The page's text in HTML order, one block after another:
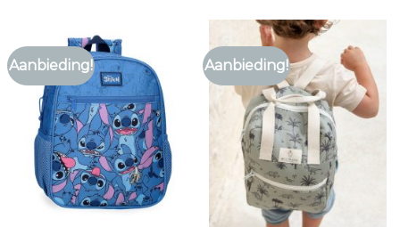
Aanbieding! Aanbieding!